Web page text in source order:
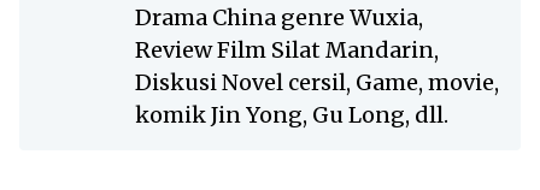
Drama China genre Wuxia,
Review Film Silat Mandarin,
Diskusi Novel cersil, Game, movie,
komik Jin Yong, Gu Long, dll.